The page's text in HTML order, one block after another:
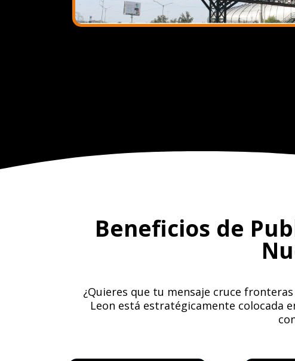
Beneficios de
¿Quieres que tu mensaje cruce
Leon está estratégicamente colocada